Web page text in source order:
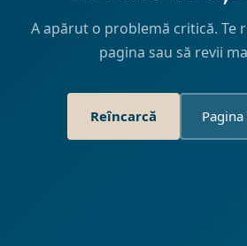
A apărut o problemă critică. Te
pagina sau să revii
Reîncarcă